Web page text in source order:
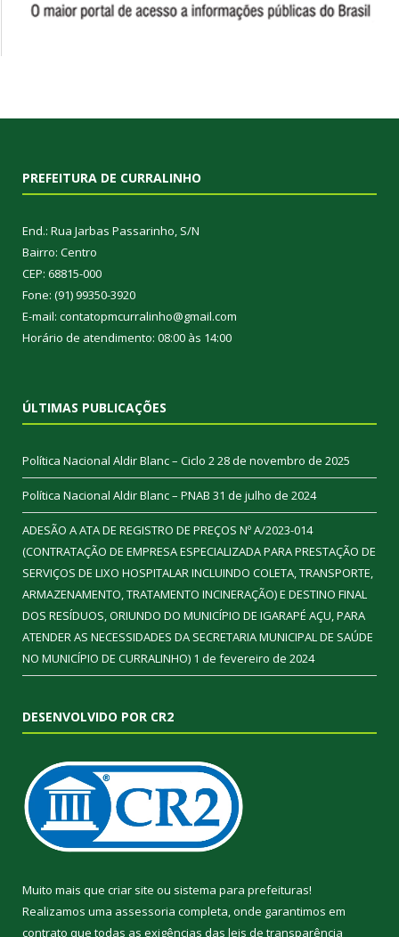
PREFEITURA DE CURRALINHO
End.: Rua Jarbas Passarinho, S/N
Bairro: Centro
CEP: 68815-000
Fone: (91) 99350-3920
E-mail: contatopmcurralinho@gmail.com
Horário de atendimento: 08:00 às 14:00
ÚLTIMAS PUBLICAÇÕES
Política Nacional Aldir Blanc – Ciclo 228 de novembro de 2025
Política Nacional Aldir Blanc – PNAB 31 de julho de 2024
ADESÃO A ATA DE REGISTRO DE PREÇOS Nº A/2023-014
(CONTRATAÇÃO DE EMPRESA ESPECIALIZADA PARA PRESTAÇÃO DE
SERVIÇOS DE LIXO HOSPITALAR INCLUINDO COLETA, TRANSPORTE,
ARMAZENAMENTO, TRATAMENTO INCINERAÇÃO) E DESTINO FINAL
DOS RESÍDUOS, ORIUNDO DO MUNICÍPIO DE IGARAPÉ AÇU, PARA
ATENDER AS NECESSIDADES DA SECRETARIA MUNICIPAL DE SAÚDE
NO MUNICÍPIO DE CURRALINHO) 1 de fevereiro de 2024
DESENVOLVIDO POR CR2
Muito mais que criar site ou sistema para prefeituras!
Realizamos uma assessoria completa, onde garantimos em
contrato que todas as exigências das leis de transparência